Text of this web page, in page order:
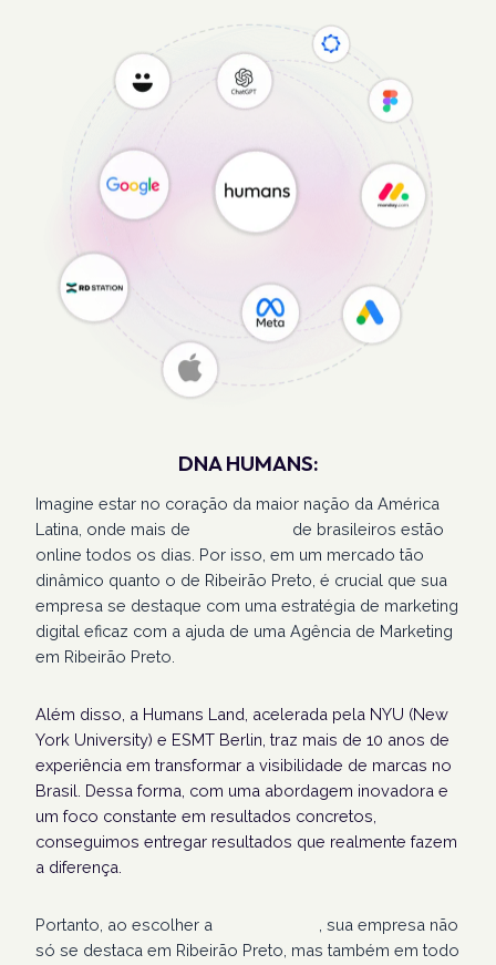
DNA HUMANS:
Imagine estar no coração da maior nação da América
Latina, onde mais de
de brasileiros estão
online todos os dias. Por isso, em um mercado tão
dinâmico quanto o de Ribeirão Preto, é crucial que sua
empresa se destaque com uma estratégia de marketing
digital eficaz com a ajuda de uma Agência de Marketing
em Ribeirão Preto.
Além disso, a Humans Land, acelerada pela NYU (New
York University) e ESMT Berlin, traz mais de 10 anos de
experiência em transformar a visibilidade de marcas no
Brasil. Dessa forma, com uma abordagem inovadora e
um foco constante em resultados concretos,
conseguimos entregar resultados que realmente fazem
a diferença.
Portanto, ao escolher a
, sua empresa não
só se destaca em Ribeirão Preto, mas também em todo